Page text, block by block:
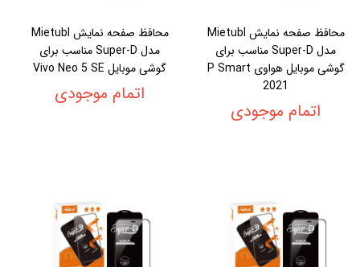
محافظ صفحه نمایش Mietubl
مدل Super-D مناسب برای
گوشی موبایل هواوی P Smart
2021
اتمام موجودی
محافظ صفحه نمایش Mietubl
مدل Super-D مناسب برای
گوشی موبایل Vivo Neo 5 SE
اتمام موجودی